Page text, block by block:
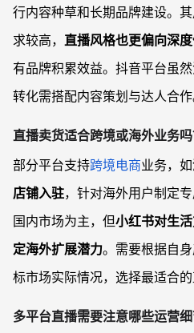
行内容种草和长期品牌建设。
求较高， 直播风格也更偏向深
有品牌积累效益。抖音平台虽
转化需搭配内容策划与达人合作
直播卖货适合跨境或海外业务吗
部分平台支持跨境电商业务，如
店铺入驻，针对海外用户制定
国内市场为主，但小红书对生
定海外扩展潜力。需要根据自
标市场实际情况，选择最适合的
多平台直播需要注意哪些运营细